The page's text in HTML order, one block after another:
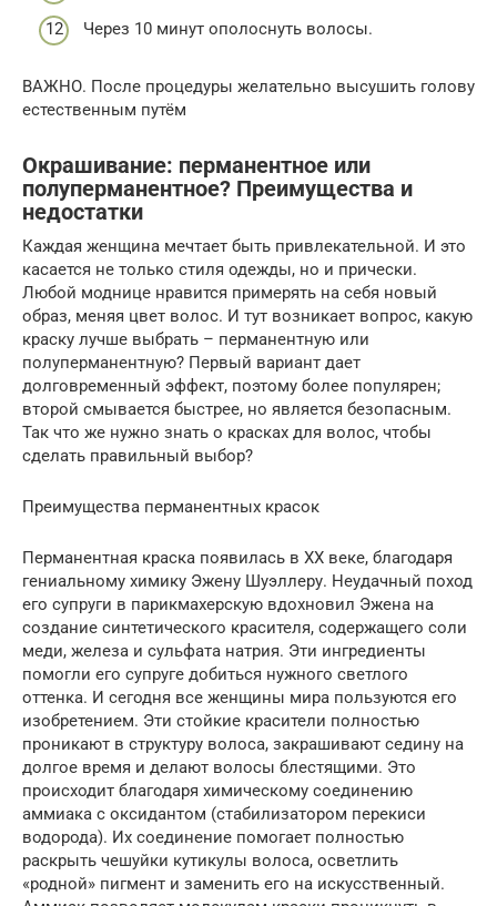
Через 10 минут ополоснуть волосы.
ВАЖНО. После процедуры желательно высушить голову
естественным путём
Окрашивание: перманентное или
полуперманентное? Преимущества и
недостатки
Каждая женщина мечтает быть привлекательной. И это
касается не только стиля одежды, но и прически.
Любой моднице нравится примерять на себя новый
образ, меняя цвет волос. И тут возникает вопрос, какую
краску лучше выбрать – перманентную или
полуперманентную? Первый вариант дает
долговременный эффект, поэтому более популярен;
второй смывается быстрее, но является безопасным.
Так что же нужно знать о красках для волос, чтобы
сделать правильный выбор?
Преимущества перманентных красок
Перманентная краска появилась в XX веке, благодаря
гениальному химику Эжену Шуэллеру. Неудачный поход
его супруги в парикмахерскую вдохновил Эжена на
создание синтетического красителя, содержащего соли
меди, железа и сульфата натрия. Эти ингредиенты
помогли его супруге добиться нужного светлого
оттенка. И сегодня все женщины мира пользуются его
изобретением. Эти стойкие красители полностью
проникают в структуру волоса, закрашивают седину на
долгое время и делают волосы блестящими. Это
происходит благодаря химическому соединению
аммиака с оксидантом (стабилизатором перекиси
водорода). Их соединение помогает полностью
раскрыть чешуйки кутикулы волоса, осветлить
«родной» пигмент и заменить его на искусственный.